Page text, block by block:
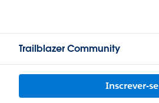
Trailblazer Community
Inscrever-se